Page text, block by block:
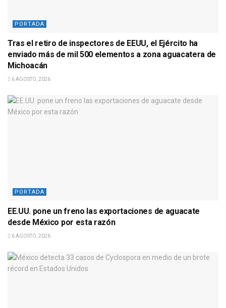
PORTADA
Tras el retiro de inspectores de EEUU, el Ejército ha
enviado más de mil 500 elementos a zona aguacatera de
Michoacán
6 AGOSTO, 2026
PORTADA
EE.UU. pone un freno las exportaciones de aguacate
desde México por esta razón
6 AGOSTO, 2026